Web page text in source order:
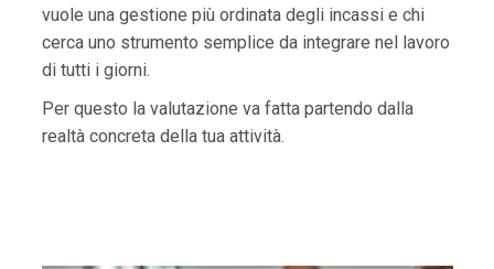
vuole una gestione più ordinata degli incassi e chi
cerca uno strumento semplice da integrare nel lavoro
di tutti i giorni.
Per questo la valutazione va fatta partendo dalla
realtà concreta della tua attività.